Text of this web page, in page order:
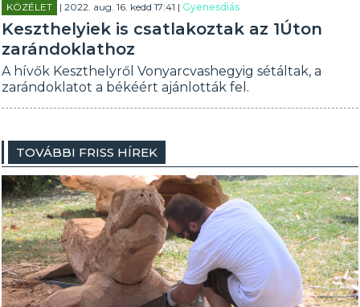
KÖZÉLET | 2022. aug. 16. kedd 17:41 |Gyenesdiás
Keszthelyiek is csatlakoztak az 1Úton
zarándoklathoz
A hívők Keszthelyről Vonyarcvashegyig sétáltak, a
zarándoklatot a békéért ajánlották fel.
TOVÁBBI FRISS HÍREK